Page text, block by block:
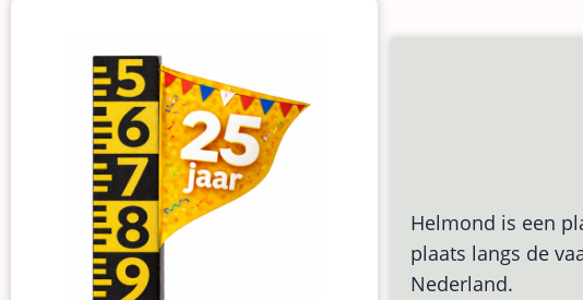
Helmond is een
plaats langs de
Nederland.